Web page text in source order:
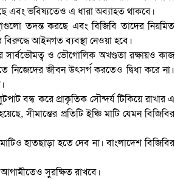
এবং ভবিষ্যতেও এ ধারা অব্যাহত থাকবে।
তদন্ত করছে এবং বিজিবি তাদের নিয়মিত
আইনগত ব্যবস্থা নেওয়া হবে।
সার্বভৌমত্ব ও ভৌগোলিক অখণ্ডতা রক্ষায়ও কাজ
জীবন উৎসর্গ করতেও দ্বিধা করে না।
বন্ধ করে প্রাকৃতিক সৌন্দর্য টিকিয়ে রাখার এ
সীমান্তের প্রতিটি ইঞ্চি মাটি যেমন বিজিবির
হাতছাড়া হতে দেব না। বাংলাদেশ বিজিবির
সুরক্ষিত রাখবে।